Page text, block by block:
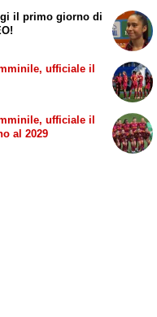
il primo giorno di
ufficiale il
ufficiale il
al 2029